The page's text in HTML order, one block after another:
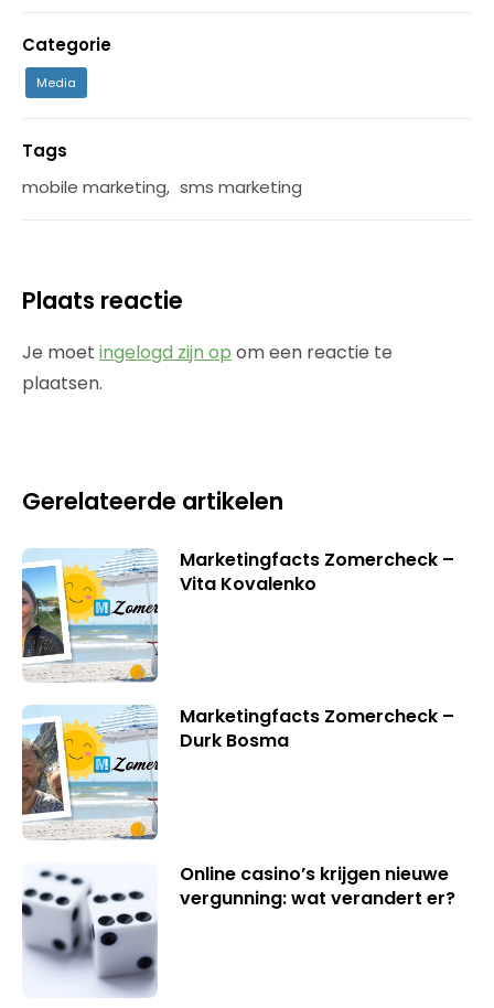
Categorie
Media
Tags
mobile marketing, sms marketing
Plaats reactie
Je moet ingelogd zijn op om een reactie te
plaatsen.
Gerelateerde artikelen
Marketingfacts Zomercheck –
Vita Kovalenko
Marketingfacts Zomercheck –
Durk Bosma
Online casino’s krijgen nieuwe
vergunning: wat verandert er?